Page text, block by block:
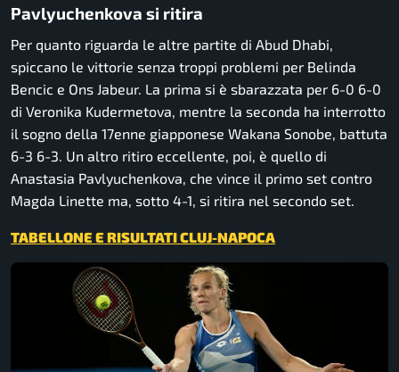
Pavlyuchenkova si ritira
Per quanto riguarda le altre partite di Abud Dhabi,
spiccano le vittorie senza troppi problemi per Belinda
Bencic e Ons Jabeur. La prima si è sbarazzata per 6-0 6-0
di Veronika Kudermetova, mentre la seconda ha interrotto
il sogno della 17enne giapponese Wakana Sonobe, battuta
6-3 6-3. Un altro ritiro eccellente, poi, è quello di
Anastasia Pavlyuchenkova, che vince il primo set contro
Magda Linette ma, sotto 4-1, si ritira nel secondo set.
TABELLONE E RISULTATI CLUJ-NAPOCA